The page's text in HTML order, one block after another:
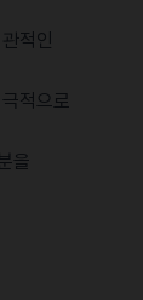
적인
적으로
을